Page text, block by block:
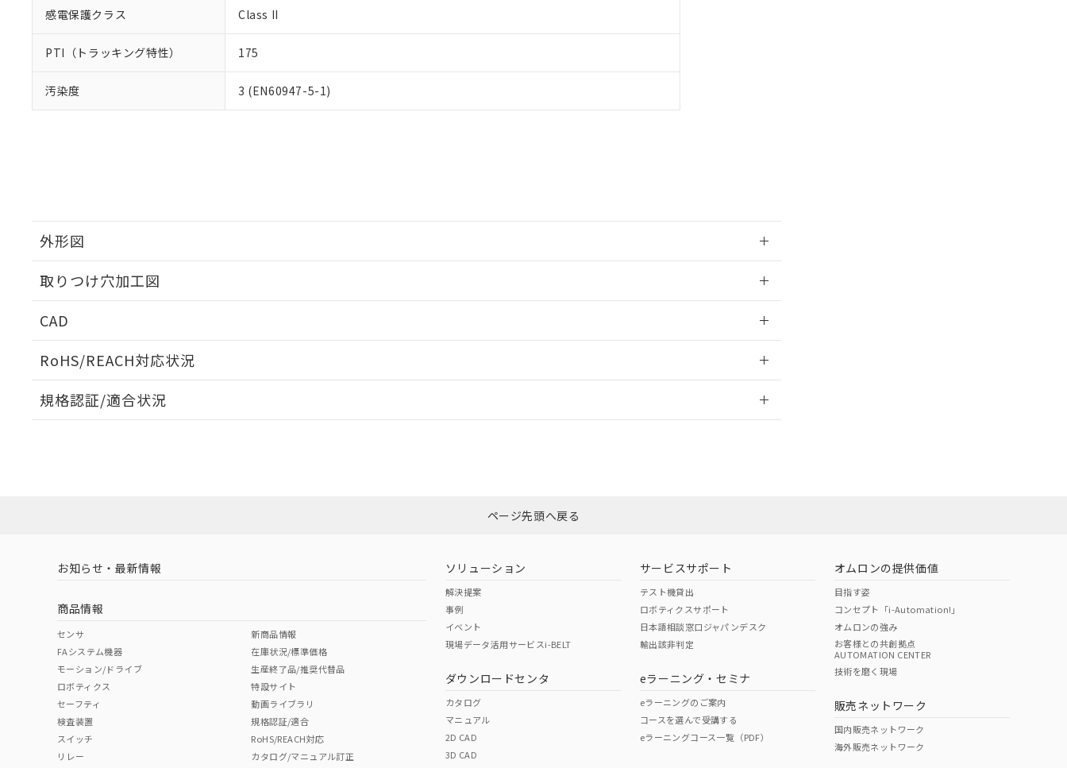
感電保護クラス Class II
PTI（トラッキング特性） 175
汚染度 3 (EN60947-5-1)
外形図
取りつけ穴加工図
CAD
RoHS/REACH対応状況
EU RoHS 注意事項・凡例
ダウンロードはこちら
中国 RoHS 注意事項・凡例
中国 RoHS表
Pb Hg Cr(VI)
O O
規格認証/適合状況
ページ先頭へ戻る
お知らせ・最新情報
商品情報
センサ
FAシステム機器
モーション/ドライブ
ロボティクス
セーフティ
検査装置
スイッチ
リレー
新商品情報
在庫状況/標準価格
生産終了品/推奨代替品
特設サイト
動画ライブラリ
規格認証/適合
RoHS/REACH対応
カタログ/マニュアル訂正
ソリューション
解決提案
事例
イベント
現場データ活用サービスi-BELT
ダウンロードセンタ
カタログ
マニュアル
2D CAD
3D CAD
サービスサポート
テスト機貸出
ロボティクスサポート
日本語相談窓口ジャパンデスク
輸出該非判定
eラーニング・セミナ
eラーニングのご案内
コースを選んで受講する
eラーニングコース一覧（PDF）
オムロンの提供価値
目指す姿
コンセプト「i-Automation!」
オムロンの強み
お客様との共創拠点
AUTOMATION CENTER
技術を磨く現場
販売ネットワーク
国内販売ネットワーク
海外販売ネットワーク